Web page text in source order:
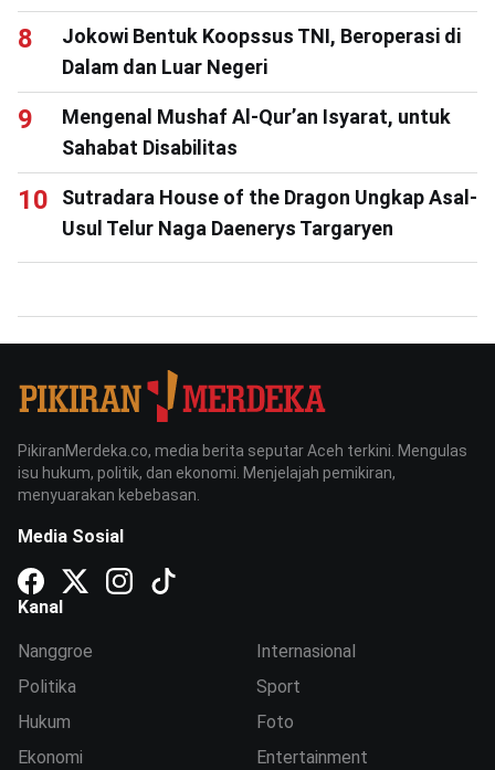
Jokowi Bentuk Koopssus TNI, Beroperasi di
Dalam dan Luar Negeri
Mengenal Mushaf Al-Qur’an Isyarat, untuk
Sahabat Disabilitas
Sutradara House of the Dragon Ungkap Asal-
Usul Telur Naga Daenerys Targaryen
PikiranMerdeka.co, media berita seputar Aceh terkini. Mengulas
isu hukum, politik, dan ekonomi. Menjelajah pemikiran,
menyuarakan kebebasan.
Media Sosial
Kanal
Nanggroe
Politika
Hukum
Ekonomi
Internasional
Sport
Foto
Entertainment